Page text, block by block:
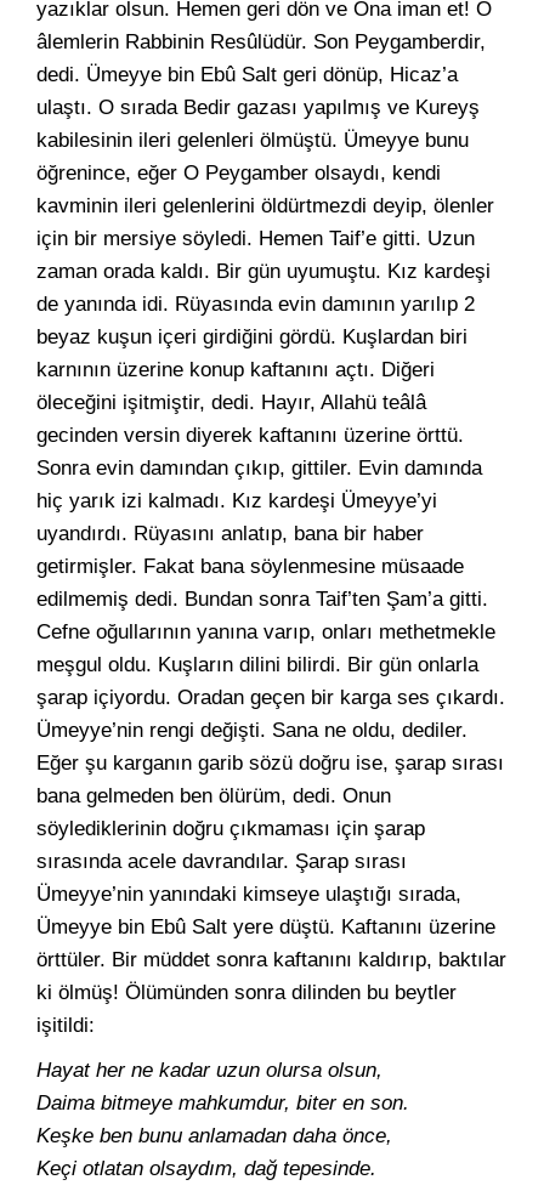
yazıklar olsun. Hemen geri dön ve Ona iman et! O
âlemlerin Rabbinin Resûlüdür. Son Peygamberdir,
dedi. Ümeyye bin Ebû Salt geri dönüp, Hicaz’a
ulaştı. O sırada Bedir gazası yapılmış ve Kureyş
kabilesinin ileri gelenleri ölmüştü. Ümeyye bunu
öğrenince, eğer O Peygamber olsaydı, kendi
kavminin ileri gelenlerini öldürtmezdi deyip, ölenler
için bir mersiye söyledi. Hemen Taif’e gitti. Uzun
zaman orada kaldı. Bir gün uyumuştu. Kız kardeşi
de yanında idi. Rüyasında evin damının yarılıp 2
beyaz kuşun içeri girdiğini gördü. Kuşlardan biri
karnının üzerine konup kaftanını açtı. Diğeri
öleceğini işitmiştir, dedi. Hayır, Allahü teâlâ
gecinden versin diyerek kaftanını üzerine örttü.
Sonra evin damından çıkıp, gittiler. Evin damında
hiç yarık izi kalmadı. Kız kardeşi Ümeyye’yi
uyandırdı. Rüyasını anlatıp, bana bir haber
getirmişler. Fakat bana söylenmesine müsaade
edilmemiş dedi. Bundan sonra Taif’ten Şam’a gitti.
Cefne oğullarının yanına varıp, onları methetmekle
meşgul oldu. Kuşların dilini bilirdi. Bir gün onlarla
şarap içiyordu. Oradan geçen bir karga ses çıkardı.
Ümeyye’nin rengi değişti. Sana ne oldu, dediler.
Eğer şu karganın garib sözü doğru ise, şarap sırası
bana gelmeden ben ölürüm, dedi. Onun
söylediklerinin doğru çıkmaması için şarap
sırasında acele davrandılar. Şarap sırası
Ümeyye’nin yanındaki kimseye ulaştığı sırada,
Ümeyye bin Ebû Salt yere düştü. Kaftanını üzerine
örttüler. Bir müddet sonra kaftanını kaldırıp, baktılar
ki ölmüş! Ölümünden sonra dilinden bu beytler
işitildi:
Hayat her ne kadar uzun olursa olsun,
Daima bitmeye mahkumdur, biter en son.
Keşke ben bunu anlamadan daha önce,
Keçi otlatan olsaydım, dağ tepesinde.